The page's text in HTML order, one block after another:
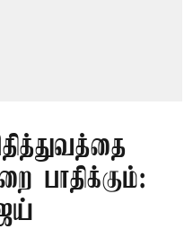
பாதிக்கும்: